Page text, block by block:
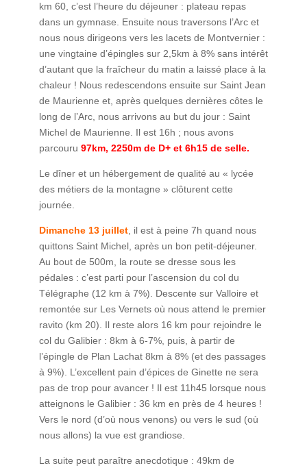
km 60, c’est l’heure du déjeuner : plateau repas
dans un gymnase. Ensuite nous traversons l’Arc et
nous nous dirigeons vers les lacets de Montvernier :
une vingtaine d’épingles sur 2,5km à 8% sans intérêt
d’autant que la fraîcheur du matin a laissé place à la
chaleur ! Nous redescendons ensuite sur Saint Jean
de Maurienne et, après quelques dernières côtes le
long de l’Arc, nous arrivons au but du jour : Saint
Michel de Maurienne. Il est 16h ; nous avons
parcouru 97km, 2250m de D+ et 6h15 de selle.
Le dîner et un hébergement de qualité au « lycée
des métiers de la montagne » clôturent cette
journée.
Dimanche 13 juillet, il est à peine 7h quand nous
quittons Saint Michel, après un bon petit-déjeuner.
Au bout de 500m, la route se dresse sous les
pédales : c’est parti pour l’ascension du col du
Télégraphe (12 km à 7%). Descente sur Valloire et
remontée sur Les Vernets où nous attend le premier
ravito (km 20). Il reste alors 16 km pour rejoindre le
col du Galibier : 8km à 6-7%, puis, à partir de
l’épingle de Plan Lachat 8km à 8% (et des passages
à 9%). L’excellent pain d’épices de Ginette ne sera
pas de trop pour avancer ! Il est 11h45 lorsque nous
atteignons le Galibier : 36 km en près de 4 heures !
Vers le nord (d’où nous venons) ou vers le sud (où
nous allons) la vue est grandiose.
La suite peut paraître anecdotique : 49km de